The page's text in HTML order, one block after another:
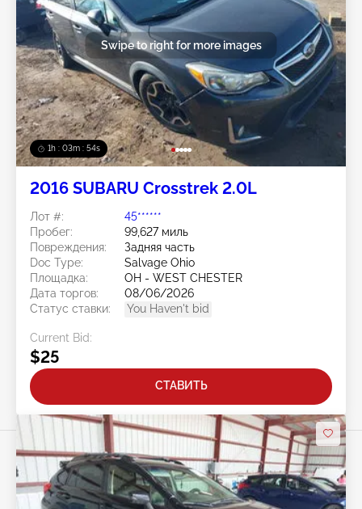
1h : 03m : 51s
Swipe to right for more images
2016 SUBARU Crosstrek 2.0L
Лот #:
45******
Пробег:
99,627 миль
Повреждения:
Задняя часть
Doc Type:
Salvage Ohio
Площадка:
OH - WEST CHESTER
Дата торгов:
08/06/2026
Статус ставки:
You Haven't bid
Current Bid:
$25
СТАВИТЬ